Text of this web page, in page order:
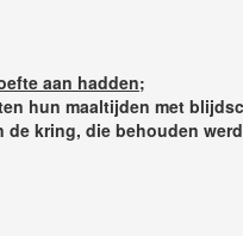
aan hadden;
hun maaltijden met
kring, die behouden